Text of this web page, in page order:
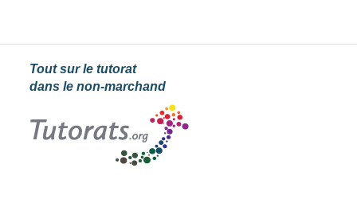
Tout sur le tutorat
dans le non-marchand